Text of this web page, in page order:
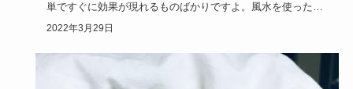
単ですぐに効果が現れるものばかりですよ。風水を使った開
運方法や、ど…
2022年3月29日